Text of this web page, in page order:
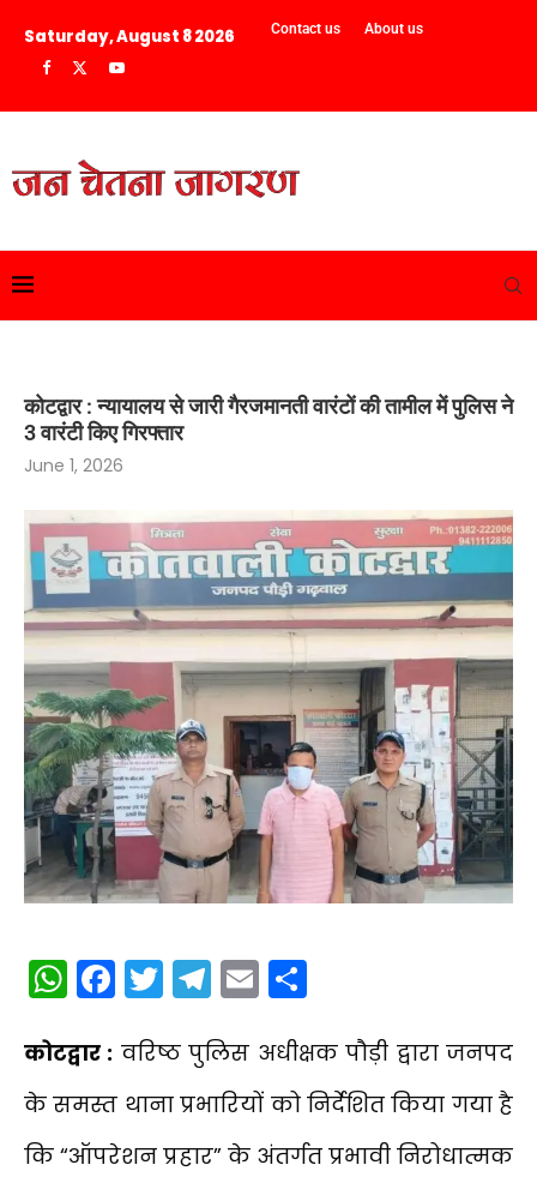
Saturday, August 8 2026 Contact us About us
कोटद्वार : न्यायालय से जारी गैरजमानती वारंटों की तामील में पुलिस ने
3 वारंटी किए गिरफ्तार
June 1, 2026
WhatsApp
Facebook
Twitter
Telegram
Email
कोटद्वार : वरिष्ठ पुलिस अधीक्षक पौड़ी द्वारा जनपद
के समस्त थाना प्रभारियों को निर्देशित किया गया है
कि “ऑपरेशन प्रहार” के अंतर्गत प्रभावी निरोधात्मक